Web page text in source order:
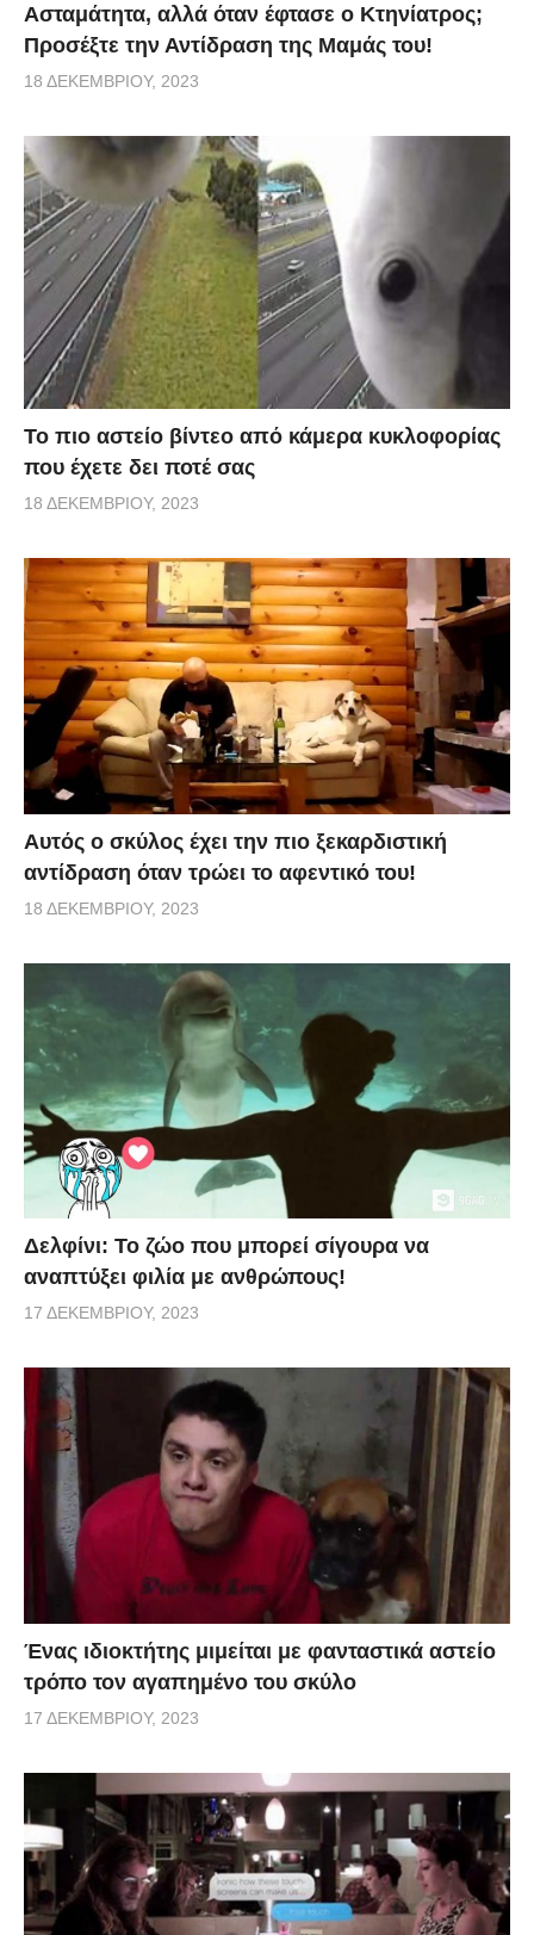
Ασταμάτητα, αλλά όταν έφτασε ο Κτηνίατρος;
Προσέξτε την Αντίδραση της Μαμάς του!
18 ΔΕΚΕΜΒΡΊΟΥ, 2023
Το πιο αστείο βίντεο από κάμερα κυκλοφορίας
που έχετε δει ποτέ σας
18 ΔΕΚΕΜΒΡΊΟΥ, 2023
Αυτός ο σκύλος έχει την πιο ξεκαρδιστική
αντίδραση όταν τρώει το αφεντικό του!
18 ΔΕΚΕΜΒΡΊΟΥ, 2023
Δελφίνι: Το ζώο που μπορεί σίγουρα να
αναπτύξει φιλία με ανθρώπους!
17 ΔΕΚΕΜΒΡΊΟΥ, 2023
Ένας ιδιοκτήτης μιμείται με φανταστικά αστείο
τρόπο τον αγαπημένο του σκύλο
17 ΔΕΚΕΜΒΡΊΟΥ, 2023